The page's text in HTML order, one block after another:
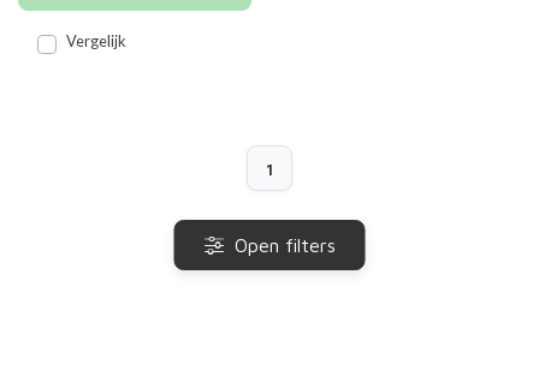
Vergelijk
1
Open filters